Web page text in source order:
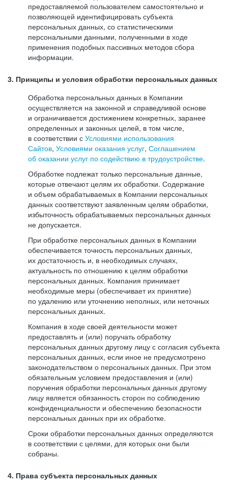
предоставляемой пользователем самостоятельно и
позволяющей идентифицировать субъекта
персональных данных, со статистическими
персональными данными, полученными в ходе
применения подобных пассивных методов сбора
информации.
3. Принципы и условия обработки персональных данных
Обработка персональных данных в Компании
осуществляется на законной и справедливой основе
и ограничивается достижением конкретных, заранее
определенных и законных целей, в том числе,
в соответствии с Условиями использования
Сайтов, Условиями оказания услуг, Соглашением
об оказании услуг по содействию в трудоустройстве.
Обработке подлежат только персональные данные,
которые отвечают целям их обработки. Содержание
и объем обрабатываемых в Компании персональных
данных соответствуют заявленным целям обработки,
избыточность обрабатываемых персональных данных
не допускается.
При обработке персональных данных в Компании
обеспечивается точность персональных данных,
их достаточность и, в необходимых случаях,
актуальность по отношению к целям обработки
персональных данных. Компания принимает
необходимые меры (обеспечивает их принятие)
по удалению или уточнению неполных, или неточных
персональных данных.
Компания в ходе своей деятельности может
предоставлять и (или) поручать обработку
персональных данных другому лицу с согласия субъекта
персональных данных, если иное не предусмотрено
законодательством о персональных данных. При этом
обязательным условием предоставления и (или)
поручения обработки персональных данных другому
лицу является обязанность сторон по соблюдению
конфиденциальности и обеспечению безопасности
персональных данных при их обработке.
Сроки обработки персональных данных определяются
в соответствии с целями, для которых они были
собраны.
4. Права субъекта персональных данных